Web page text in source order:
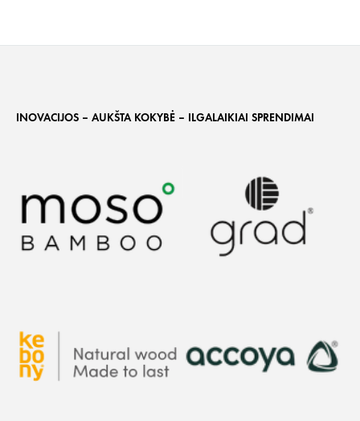
INOVACIJOS – AUKŠTA KOKYBĖ – ILGALAIKIAI SPRENDIMAI